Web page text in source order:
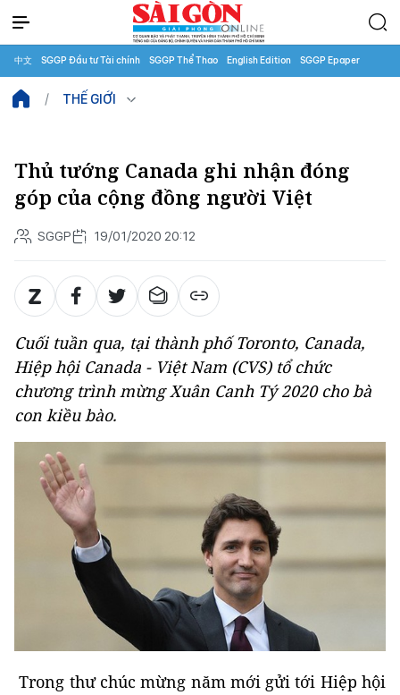
中文 SGGP Đầu tư Tài chính SGGP Thể Thao English Edition SGGP Epaper
THẾ GIỚI
Thủ tướng Canada ghi nhận đóng
góp của cộng đồng người Việt
SGGP 19/01/2020 20:12
Cuối tuần qua, tại thành phố Toronto, Canada,
Hiệp hội Canada - Việt Nam (CVS) tổ chức
chương trình mừng Xuân Canh Tý 2020 cho bà
con kiều bào.
Trong thư chúc mừng năm mới gửi tới Hiệp hội